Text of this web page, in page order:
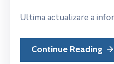
Ultima actualizare a
Continue Reading